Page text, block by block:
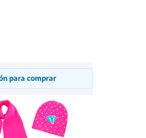
para comprar